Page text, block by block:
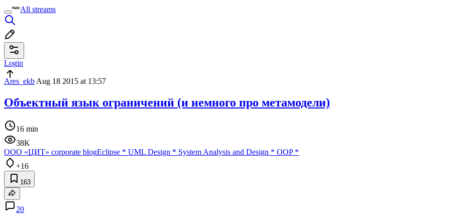
All streams
Login
Ares_ekb Aug 18 2015 at 13:57
Объектный язык ограничений (и немного про метамодели)
16 min
38K
ООО «ЦИТ» corporate blogEclipse * UML Design * System Analysis and Design * ООP*
+16
163
20